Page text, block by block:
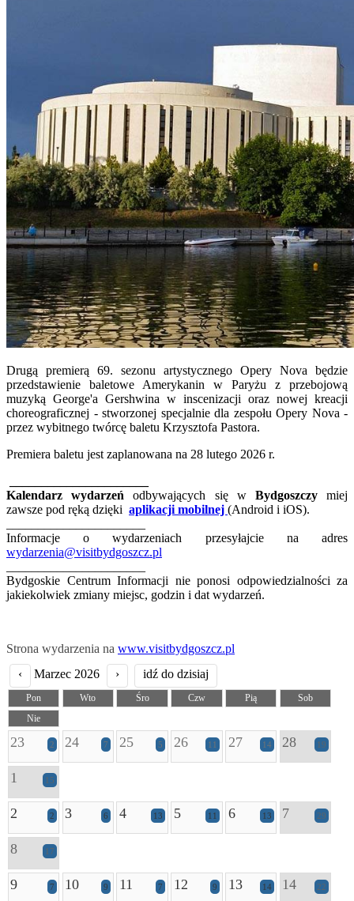
Drugą premierą 69. sezonu artystycznego Opery Nova będzie
przedstawienie baletowe Amerykanin w Paryżu z przebojową
muzyką George'a Gershwina w inscenizacji oraz nowej kreacji
choreograficznej - stworzonej specjalnie dla zespołu Opery Nova -
przez wybitnego twórcę baletu Krzysztofa Pastora.
Premiera baletu jest zaplanowana na 28 lutego 2026 r.
Kalendarz wydarzeńodbywających się w Bydgoszczymiej
zawsze pod ręką dzięki aplikacji mobilnej (Android i iOS).
Informacje o wydarzeniach przesyłajcie na adres
wydarzenia@visitbydgoszcz.pl
Bydgoskie Centrum Informacji nie ponosi odpowiedzialności za
jakiekolwiek zmiany miejsc, godzin i dat wydarzeń.
Strona wydarzenia na www.visitbydgoszcz.pl
‹
Marzec 2026 › idź do dzisiaj
Pon Wto Śro Czw Pią
Sob
Nie
23 2 24 7 25 5 26 11 27 14 28 19
1 15
2 2 3 6 4 13 5 11 6 13 7 29
8 17
9 7 10 9 11 7 12 9 13 14 14 22